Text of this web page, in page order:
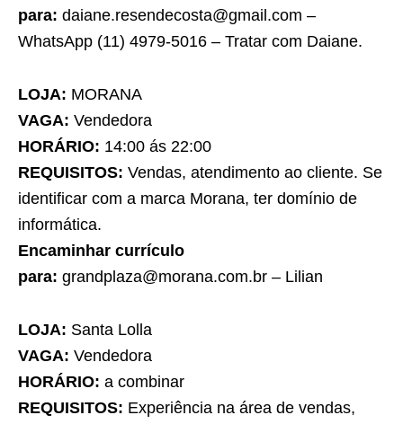
para: daiane.resendecosta@gmail.com –
WhatsApp (11) 4979-5016 – Tratar com Daiane.
LOJA: MORANA
VAGA: Vendedora
HORÁRIO: 14:00 ás 22:00
REQUISITOS: Vendas, atendimento ao cliente. Se
identificar com a marca Morana, ter domínio de
informática.
Encaminhar currículo
para: grandplaza@morana.com.br – Lilian
LOJA: Santa Lolla
VAGA: Vendedora
HORÁRIO: a combinar
REQUISITOS: Experiência na área de vendas,